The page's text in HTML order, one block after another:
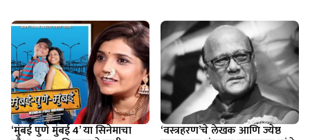
‘मुंबई पुणे मुंबई 4’ या सिनेमाचा ‘वस्त्रहरण’चे लेखक आणि ज्येष्ठ